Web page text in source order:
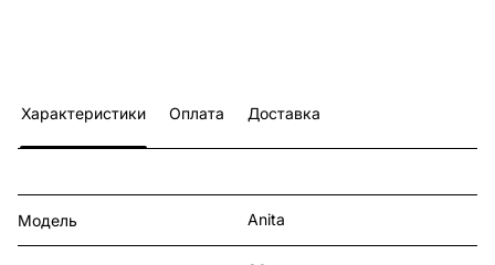
Характеристики Оплата Доставка
Модель Anita